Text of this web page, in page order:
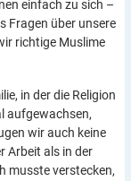
einfach zu sich –
Fragen über unsere
richtige Muslime
in der die Religion
aufgewachsen,
wir auch keine
Arbeit als in der
musste verstecken,